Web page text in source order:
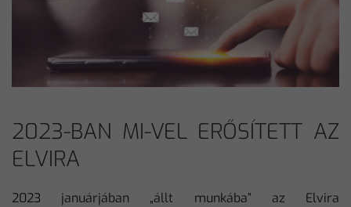
2023-BAN MI-VEL ERŐSÍTETT AZ
ELVIRA
2023 januárjában „állt munkába” az Elvira